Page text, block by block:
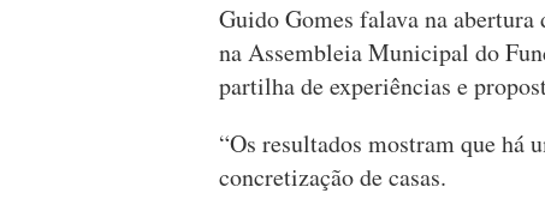
Guido Gomes falava na
na Assembleia Municipal do
partilha de experiências e
“Os resultados mostram que há
concretização de casas.